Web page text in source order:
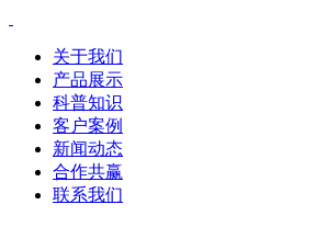
关于我们
产品展示
科普知识
客户案例
新闻动态
合作共赢
联系我们